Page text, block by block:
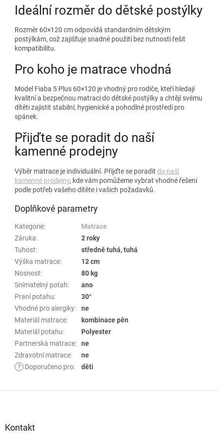
Ideální rozměr do dětské postýlky
Rozměr 60×120 cm odpovídá standardním dětským
postýlkám, což zajišťuje snadné použití bez nutnosti řešit
kompatibilitu.
Pro koho je matrace vhodná
Model Fiaba 5 Plus 60×120 je vhodný pro rodiče, kteří hledají
kvalitní a bezpečnou matraci do dětské postýlky a chtějí svému
dítěti zajistit stabilní, hygienické a pohodlné prostředí pro
spánek.
Přijďte se poradit do naší
kamenné prodejny
Výběr matrace je individuální. Přijďte se poradit do naší
kamenné prodejny, kde vám pomůžeme vybrat vhodné řešení
podle potřeb vašeho dítěte i vašich požadavků.
Doplňkové parametry
Kategorie:
Matrace
Záruka:
2 roky
Tuhost:
středně tuhá, tuhá
Výška matrace:
12 cm
Nosnost:
80 kg
Snímatelný potah:
ano
Praní potahu:
30°
Vhodné pro alergiky:
ne
Materiál matrace:
kombinace pěn
Materiál potahu:
Polyester
Partnerská matrace:
ne
Zdravotní matrace:
ne
?
Doporučeno pro: děti
pKontakt